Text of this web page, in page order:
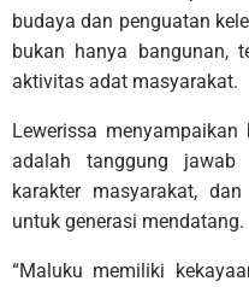
budaya dan penguatan
bukan hanya bangunan,
aktivitas adat masyarakat.
Lewerissa
adalah tanggung jawab
karakter masyarakat,
untuk generasi mendatang.
“Maluku memiliki